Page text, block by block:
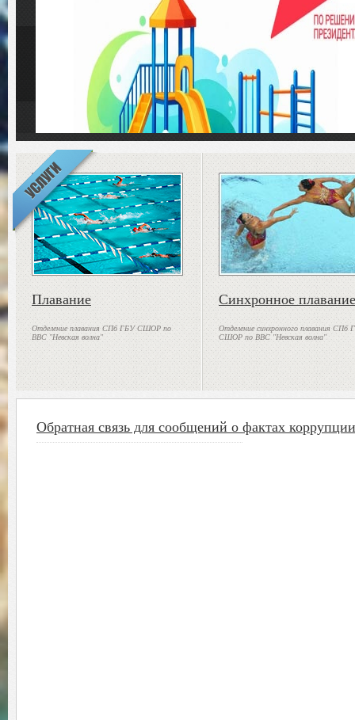
Плавание
Отделение плавания СПб ГБУ СШОР по
ВВС "Невская волна"
Синхронное плавание
Отделение синхронного плавания СПб
СШОР по ВВС "Невская волна"
Обратная связь для сообщений о фактах коррупции